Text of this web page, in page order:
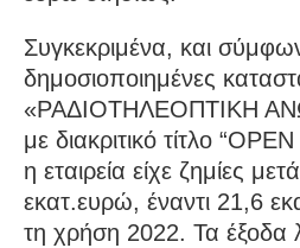
Συγκεκριμένα, και
δημοσιοποιημένες
«ΡΑΔΙΟΤΗΛΕΟΠΤΙΚΗ
με διακριτικό τίτλο
η εταιρεία είχε ζημίες
εκατ.ευρώ, έναντι 21,6
τη χρήση 2022. Τα έξοδα